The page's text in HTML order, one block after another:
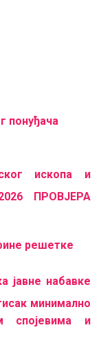
понуђача
ископа и
ПРОВЈЕРА
решетке
јавне набавке
минимално
спојевима и